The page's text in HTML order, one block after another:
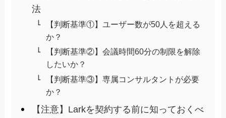
法
【判断基準①】ユーザー数が50人を超える
か？
【判断基準②】会議時間60分の制限を解除
したいか？
【判断基準③】専属コンサルタントが必要
か？
【注意】Larkを契約する前に知っておくべ